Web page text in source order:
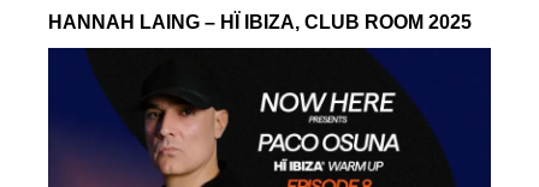
HANNAH LAING – HÏ IBIZA, CLUB ROOM 2025